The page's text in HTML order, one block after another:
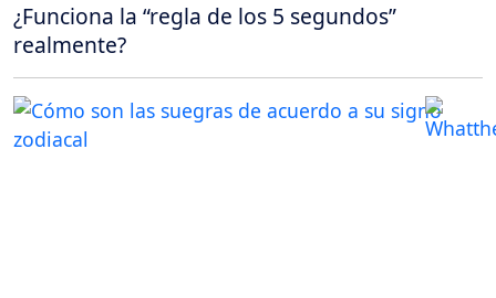
¿Funciona la “regla de los 5 segundos”
realmente?